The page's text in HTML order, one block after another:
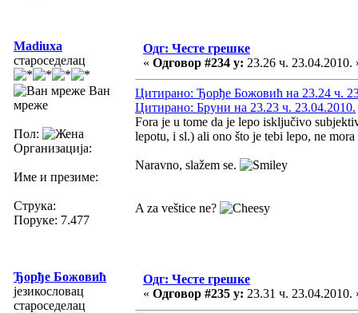
Madiuxa
староседелац
Ван
мреже
Пол:
Организација:
Име и презиме:
Струка:
Поруке: 7.477
Одг: Честе грешке
« Одговор #234 у: 23.26 ч. 23.04.2010.
Цитирано: Ђорђе Божовић на 23.24 ч.
Цитирано: Бруни на 23.23 ч. 23.04.2010.
Fora je u tome da je lepo isključivo
lepotu, i sl.) ali ono što je tebi lepo, ne
Naravno, slažem se.
A za veštice ne?
Ђорђе Божовић
језикословац
староседелац
Одг: Честе грешке
« Одговор #235 у: 23.31 ч. 23.04.2010.